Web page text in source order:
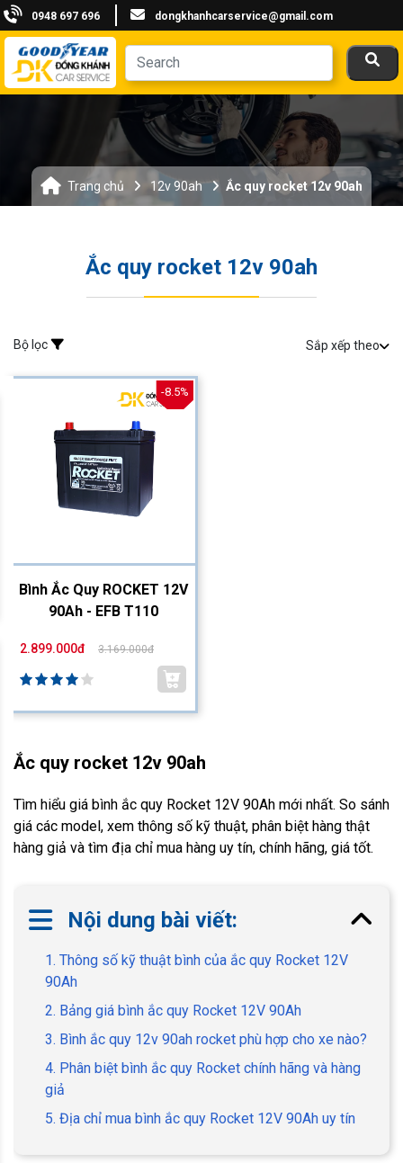
0948 697 696 dongkhanhcarservice@gmail.com
Trang chủ 12v 90ah Ắc quy rocket 12v 90ah
Ắc quy rocket 12v 90ah
Bộ lọc Sắp xếp theo
-8.5%
Bình Ắc Quy ROCKET 12V
90Ah - EFB T110
2.899.000đ 3.169.000đ
Ắc quy rocket 12v 90ah
Tìm hiểu giá bình ắc quy Rocket 12V 90Ah mới nhất. So sánh
giá các model, xem thông số kỹ thuật, phân biệt hàng thật
hàng giả và tìm địa chỉ mua hàng uy tín, chính hãng, giá tốt.
Nội dung bài viết:
1. Thông số kỹ thuật bình của ắc quy Rocket 12V
90Ah
2. Bảng giá bình ắc quy Rocket 12V 90Ah
3. Bình ắc quy 12v 90ah rocket phù hợp cho xe nào?
4. Phân biệt bình ắc quy Rocket chính hãng và hàng
giả
5. Địa chỉ mua bình ắc quy Rocket 12V 90Ah uy tín